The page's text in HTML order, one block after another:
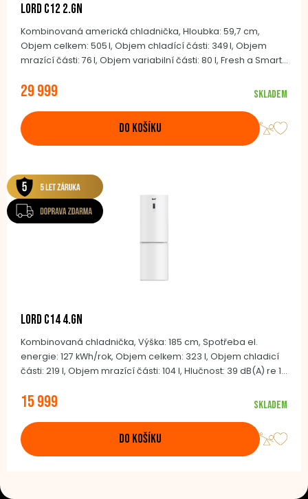
LORD C12 2.GN
Kombinovaná americká chladnička, Hloubka: 59,7 cm,
Objem celkem: 505 l, Objem chladící části: 349 l, Objem
mrazící části: 76 l, Objem variabilní části: 80 l, Fresh a Smart
Multiairflow Tower, Zvukový alarm otevřených dveří, Funkce
59.7 cm
29 999 Skladem
DO KOŠÍKU
LORD C14 4.GN
Kombinovaná chladnička, Výška: 185 cm, Spotřeba el.
energie: 127 kWh/rok, Objem celkem: 323 l, Objem chladicí
části: 219 l, Objem mrazící části: 104 l, Hlučnost: 39 dB(A) re 1
odmrazování NoFrost, BLDC invertor kompresor,
15 999 Skladem
DO KOŠÍKU